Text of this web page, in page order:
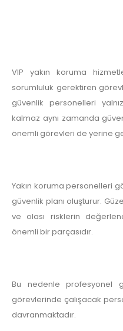
VIP yakın koruma
sorumluluk gerektiren
güvenlik personelleri
kalmaz aynı zamanda
önemli görevleri de yerine
Yakın koruma personelleri
güvenlik planı oluşturur.
ve olası risklerin
önemli bir parçasıdır.
Bu nedenle profesyonel
görevlerinde çalışacak
davranmaktadır.